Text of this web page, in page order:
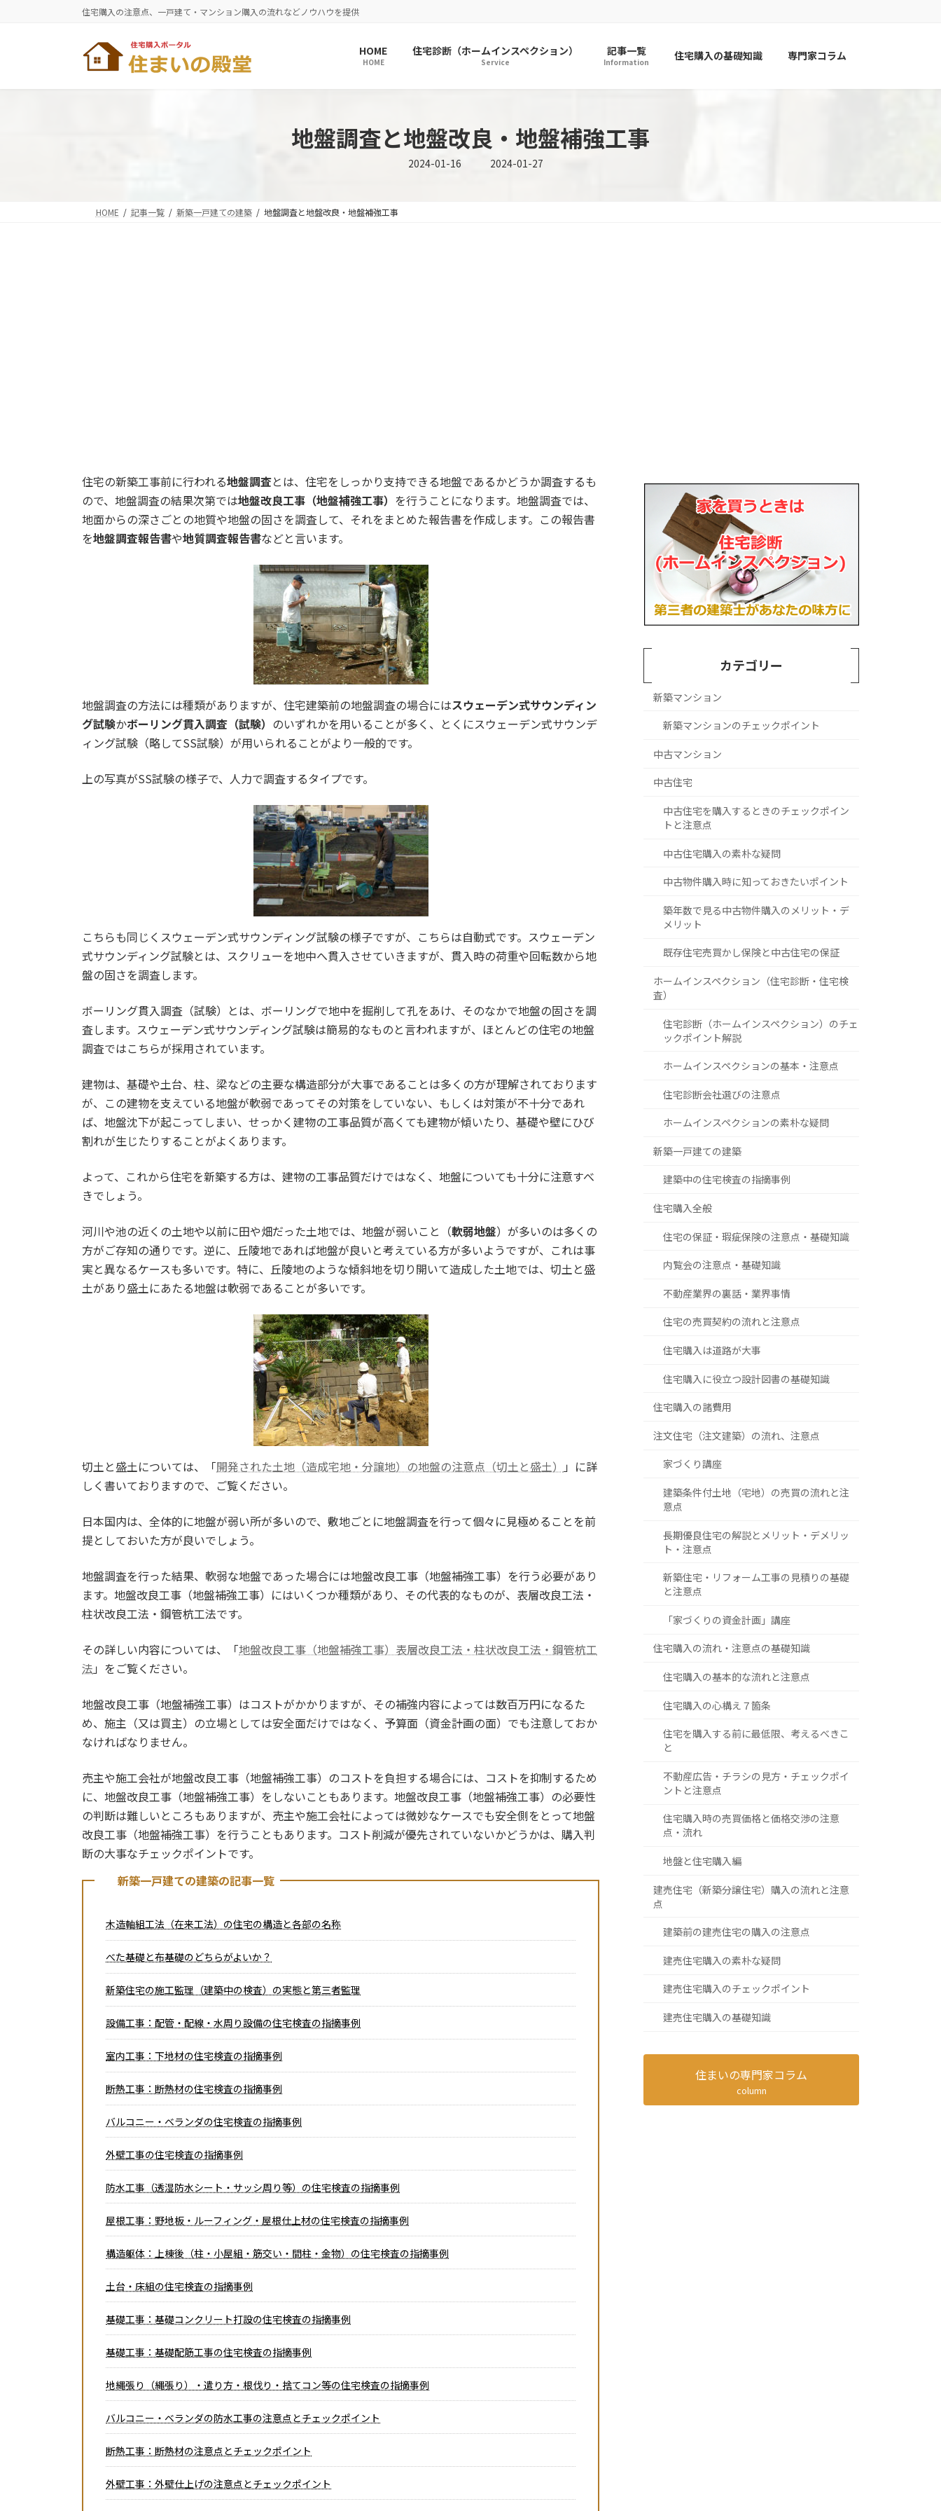
へ
ョ
住宅購入の注意点、一戸建て・マンション購入の流れなどノウハウを提供
HOME
HOME
住宅診断（ホームインスペクション）
Service
記事一覧
Information 住宅購入の基礎知識 専門家コラム
地盤調査と地盤改良・地盤補強工事
2024-01-16 最
終
2024-01-27
HOME 記事一覧 新築一戸建ての建築 地盤調査と地盤改良・地盤補強工事
住宅の新築工事前に行われる地盤調査とは、住宅をしっかり支持できる地盤であるかどうか調査するも
ので、地盤調査の結果次第では地盤改良工事（地盤補強工事） を行うことになります。地盤調査では、
地面からの深さごとの地質や地盤の固さを調査して、それをまとめた報告書を作成します。この報告書
を地盤調査報告書や地質調査報告書などと言います。
地盤調査の方法には種類がありますが、住宅建築前の地盤調査の場合にはスウェーデン式サウンディン
グ試験かボーリング貫入調査（試験） のいずれかを用いることが多く、とくにスウェーデン式サウンデ
ィング試験（略してSS試験）が用いられることがより一般的です。
上の写真がSS試験の様子で、人力で調査するタイプです。
こちらも同じくスウェーデン式サウンディング試験の様子ですが、こちらは自動式です。スウェーデン
式サウンディング試験とは、スクリューを地中へ貫入させていきますが、貫入時の荷重や回転数から地
盤の固さを調査します。
ボーリング貫入調査（試験）とは、ボーリングで地中を掘削して孔をあけ、そのなかで地盤の固さを調
査します。スウェーデン式サウンディング試験は簡易的なものと言われますが、ほとんどの住宅の地盤
調査ではこちらが採用されています。
建物は、基礎や土台、柱、梁などの主要な構造部分が大事であることは多くの方が理解されております
が、この建物を支えている地盤が軟弱であってその対策をしていない、もしくは対策が不十分であれ
ば、地盤沈下が起こってしまい、せっかく建物の工事品質が高くても建物が傾いたり、基礎や壁にひび
割れが生じたりすることがよくあります。
よって、これから住宅を新築する方は、建物の工事品質だけではなく、地盤についても十分に注意すべ
きでしょう。
河川や池の近くの土地や以前に田や畑だった土地では、地盤が弱いこと（軟弱地盤）が多いのは多くの
方がご存知の通りです。逆に、丘陵地であれば地盤が良いと考えている方が多いようですが、これは事
実と異なるケースも多いです。特に、丘陵地のような傾斜地を切り開いて造成した土地では、切土と盛
土があり盛土にあたる地盤は軟弱であることが多いです。
切土と盛土については、「開発された土地（造成宅地・分譲地）の地盤の注意点（切土と盛土）
」に詳
しく書いておりますので、ご覧ください。
日本国内は、全体的に地盤が弱い所が多いので、敷地ごとに地盤調査を行って個々に見極めることを前
提としておいた方が良いでしょう。
地盤調査を行った結果、軟弱な地盤であった場合には地盤改良工事（地盤補強工事）を行う必要があり
ます。地盤改良工事（地盤補強工事）にはいくつか種類があり、その代表的なものが、表層改良工法・
柱状改良工法・鋼管杭工法です。
その詳しい内容については、「地盤改良工事（地盤補強工事）表層改良工法・柱状改良工法・鋼管杭工
法 」をご覧ください。
地盤改良工事（地盤補強工事）はコストがかかりますが、その補強内容によっては数百万円になるた
め、施主（又は買主）の立場としては安全面だけではなく、予算面（資金計画の面）でも注意しておか
なければなりません。
売主や施工会社が地盤改良工事（地盤補強工事）のコストを負担する場合には、コストを抑制するため
に、地盤改良工事（地盤補強工事）をしないこともあります。地盤改良工事（地盤補強工事）の必要性
の判断は難しいところもありますが、売主や施工会社によっては微妙なケースでも安全側をとって地盤
改良工事（地盤補強工事）を行うこともあります。コスト削減が優先されていないかどうかは、購入判
断の大事なチェックポイントです。
新築一戸建ての建築の記事一覧
木造軸組工法（在来工法）の住宅の構造と各部の名称
べた基礎と布基礎のどちらがよいか？
新築住宅の施工監理（建築中の検査）の実態と第三者監理
設備工事：配管・配線・水周り設備の住宅検査の指摘事例
室内工事：下地材の住宅検査の指摘事例
断熱工事：断熱材の住宅検査の指摘事例
バルコニー・ベランダの住宅検査の指摘事例
外壁工事の住宅検査の指摘事例
防水工事（透湿防水シート・サッシ周り等）の住宅検査の指摘事例
屋根工事：野地板・ルーフィング・屋根仕上材の住宅検査の指摘事例
構造躯体：上棟後（柱・小屋組・筋交い・間柱・金物）の住宅検査の指摘事例
土台・床組の住宅検査の指摘事例
基礎工事：基礎コンクリート打設の住宅検査の指摘事例
基礎工事：基礎配筋工事の住宅検査の指摘事例
地縄張り（縄張り）・遣り方・根伐り・捨てコン等の住宅検査の指摘事例
バルコニー・ベランダの防水工事の注意点とチェックポイント
断熱工事：断熱材の注意点とチェックポイント
外壁工事：外壁仕上げの注意点とチェックポイント
カテゴリー
新築マンション
新築マンションのチェックポイント
中古マンション
中古住宅
中古住宅を購入するときのチェックポイン
トと注意点
中古住宅購入の素朴な疑問
中古物件購入時に知っておきたいポイント
築年数で見る中古物件購入のメリット・デ
メリット
既存住宅売買かし保険と中古住宅の保証
ホームインスペクション（住宅診断・住宅検
査）
住宅診断（ホームインスペクション）のチェ
ックポイント解説
ホームインスペクションの基本・注意点
住宅診断会社選びの注意点
ホームインスペクションの素朴な疑問
新築一戸建ての建築
建築中の住宅検査の指摘事例
住宅購入全般
住宅の保証・瑕疵保険の注意点・基礎知識
内覧会の注意点・基礎知識
不動産業界の裏話・業界事情
住宅の売買契約の流れと注意点
住宅購入は道路が大事
住宅購入に役立つ設計図書の基礎知識
住宅購入の諸費用
注文住宅（注文建築）の流れ、注意点
家づくり講座
建築条件付土地（宅地）の売買の流れと注
意点
長期優良住宅の解説とメリット・デメリッ
ト・注意点
新築住宅・リフォーム工事の見積りの基礎
と注意点
「家づくりの資金計画」講座
住宅購入の流れ・注意点の基礎知識
住宅購入の基本的な流れと注意点
住宅購入の心構え７箇条
住宅を購入する前に最低限、考えるべきこ
と
不動産広告・チラシの見方・チェックポイ
ントと注意点
住宅購入時の売買価格と価格交渉の注意
点・流れ
地盤と住宅購入編
建売住宅（新築分譲住宅）購入の流れと注意
点
建築前の建売住宅の購入の注意点
建売住宅購入の素朴な疑問
建売住宅購入のチェックポイント
建売住宅購入の基礎知識
住まいの専門家コラム
column